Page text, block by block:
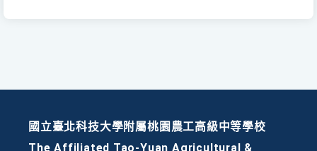
國立臺北科技大學附屬桃園農工高級中等學校
The Affiliated Tao-Yuan Agricultural &